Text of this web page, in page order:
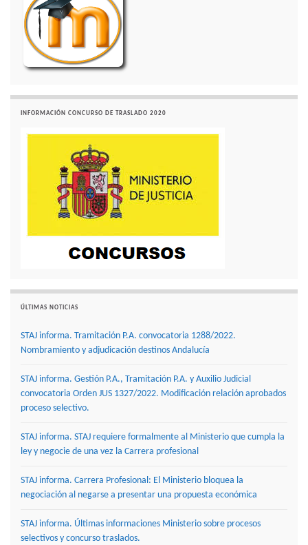
INFORMACIÓN CONCURSO DE TRASLADO 2020
ÚLTIMAS NOTICIAS
STAJ informa. Tramitación P.A. convocatoria 1288/2022.
Nombramiento y adjudicación destinos Andalucía
STAJ informa. Gestión P.A., Tramitación P.A. y Auxilio Judicial
convocatoria Orden JUS 1327/2022. Modificación relación aprobados
proceso selectivo.
STAJ informa. STAJ requiere formalmente al Ministerio que cumpla la
ley y negocie de una vez la Carrera profesional
STAJ informa. Carrera Profesional: El Ministerio bloquea la
negociación al negarse a presentar una propuesta económica
STAJ informa. Últimas informaciones Ministerio sobre procesos
selectivos y concurso traslados.